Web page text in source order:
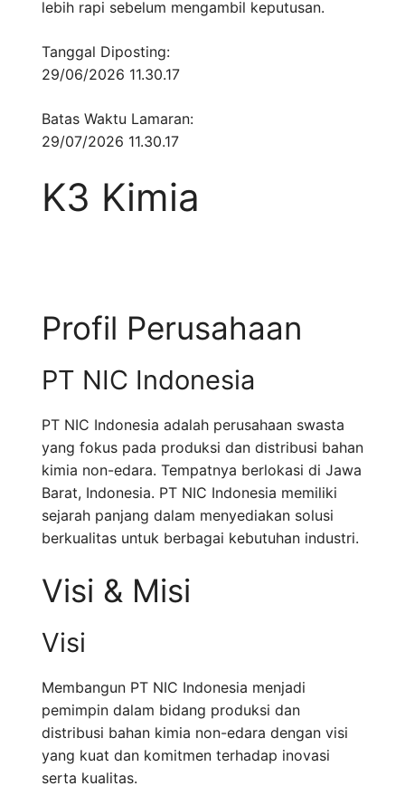
lebih rapi sebelum mengambil keputusan.
Tanggal Diposting:
29/06/2026 11.30.17
Batas Waktu Lamaran:
29/07/2026 11.30.17
K3 Kimia
Profil Perusahaan
PT NIC Indonesia
PT NIC Indonesia adalah perusahaan swasta
yang fokus pada produksi dan distribusi bahan
kimia non-edara. Tempatnya berlokasi di Jawa
Barat, Indonesia. PT NIC Indonesia memiliki
sejarah panjang dalam menyediakan solusi
berkualitas untuk berbagai kebutuhan industri.
Visi & Misi
Visi
Membangun PT NIC Indonesia menjadi
pemimpin dalam bidang produksi dan
distribusi bahan kimia non-edara dengan visi
yang kuat dan komitmen terhadap inovasi
serta kualitas.